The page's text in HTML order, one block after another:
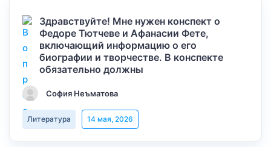
Здравствуйте! Мне нужен конспект о
Федоре Тютчеве и Афанасии Фете,
включающий информацию о его
биографии и творчестве. В конспекте
обязательно должны
София Неъматова
Литература 14 мая, 2026